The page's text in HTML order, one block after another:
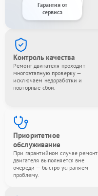
Гарантия от
сервиса
Контроль качества
Ремонт двигателя проходит
многоэтапную проверку —
исключаем недоработки и
повторные сбои.
Приоритетное
обслуживание
При гарантийном случае ремонт
двигателя выполняется вне
очереди — быстро устраняем
проблему.